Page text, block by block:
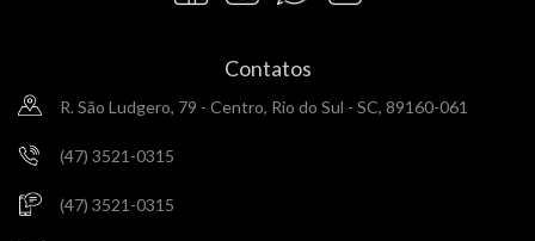
Contatos
R. São Ludgero, 79 - Centro, Rio do Sul - SC, 89160-061
(47) 3521-0315
(47) 3521-0315